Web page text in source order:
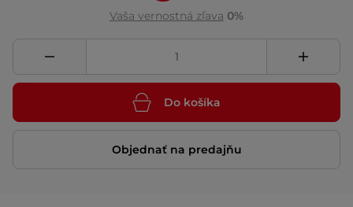
Vaša vernostná zľava 0%
Do košíka
Objednať na predajňu